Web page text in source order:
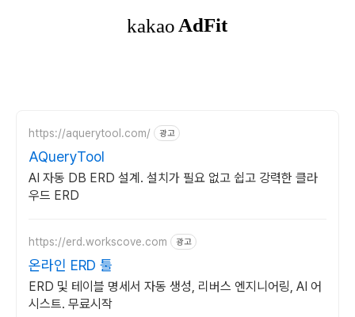
https://aquerytool.com/ 광고
AQueryTool
AI 자동 DB ERD 설계. 설치가 필요 없고 쉽고 강력한 클라
우드 ERD
https://erd.workscove.com 광고
온라인 ERD 툴
ERD 및 테이블 명세서 자동 생성, 리버스 엔지니어링, AI 어
시스트. 무료시작